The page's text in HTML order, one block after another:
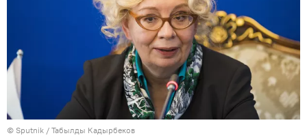
© Sputnik / Табылды Кадырбеков